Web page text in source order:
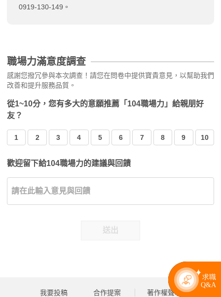
0919-130-149。
職場力滿意度調查
感謝您撥冗參與本次調查！請您在問卷中提供寶貴意見，以幫助我們
改善和提升服務品質。
從1~10分，您有多大的意願推薦「104職場力」給親朋好
友？
1 2 3 4 5 6 7 8 9 10
歡迎留下給104職場力的建議與回饋
送出
我要投稿 合作提案 著作權聲明